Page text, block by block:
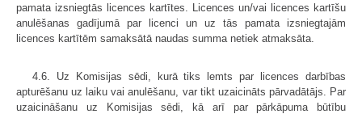
pamata izsniegtās licences kartītes. Licences un/vai licences kartīšu
anulēšanas gadījumā par licenci un uz tās pamata izsniegtajām
licences kartītēm samaksātā naudas summa netiek atmaksāta.
4.6. Uz Komisijas sēdi, kurā tiks lemts par licences darbības
apturēšanu uz laiku vai anulēšanu, var tikt uzaicināts pārvadātājs. Par
uzaicināšanu uz Komisijas sēdi, kā arī par pārkāpuma būtību